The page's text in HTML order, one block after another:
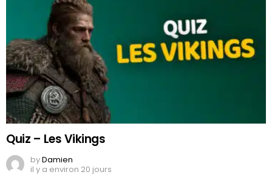
Quiz – Les Vikings
byDamien
il y a environ 20 jours